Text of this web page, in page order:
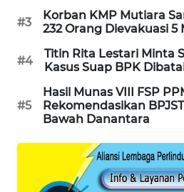
#3
Korban KMP Mutiara
232 Orang Dievakuasi 5
#4
Titin Rita Lestari Minta
Kasus Suap BPK
#5
Hasil Munas VIII FSP
Rekomendasikan
Bawah Danantara
SIANTAR
NEWS
METRO
MEDAN
NEWS